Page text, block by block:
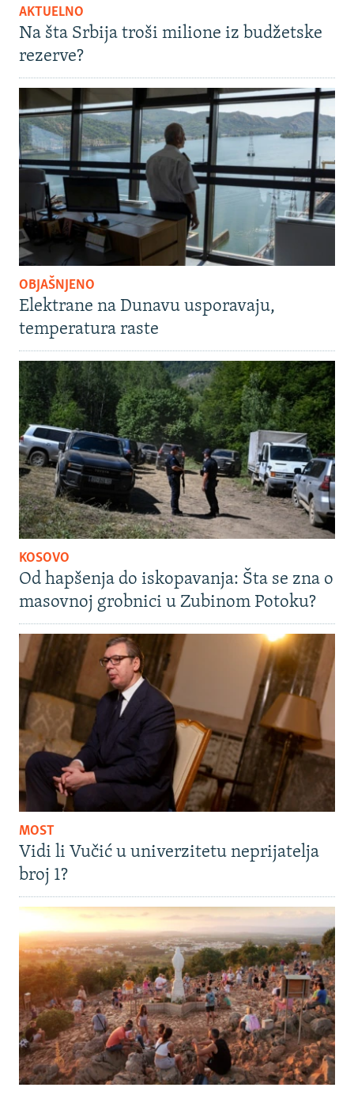
AKTUELNO
Na šta Srbija troši milione iz budžetske
rezerve?
OBJAŠNJENO
Elektrane na Dunavu usporavaju,
temperatura raste
KOSOVO
Od hapšenja do iskopavanja: Šta se zna o
masovnoj grobnici u Zubinom Potoku?
MOST
Vidi li Vučić u univerzitetu neprijatelja
broj 1?